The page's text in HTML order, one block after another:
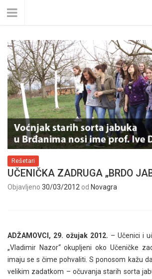
Rešetari
UČENIČKA ZADRUGA „BRDO
Objavljeno 30/03/2012 od Novagra
ADŽAMOVCI, 29. ožujak 2012. – Učenici i
„Vladimir Nazor“ okupljeni oko Učeničke
imaju se s čime pohvaliti. S ponosom kažu
velikim zadatkom – očuvanja starih sorta